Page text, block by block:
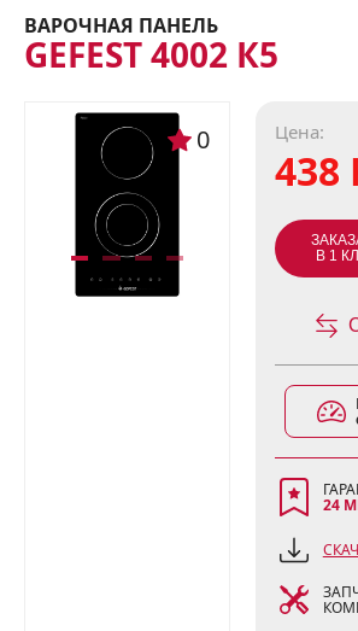
ВАРОЧНАЯ ПАНЕЛЬ
GEFEST 4002 К5
0 Цена:
438
В 1
24